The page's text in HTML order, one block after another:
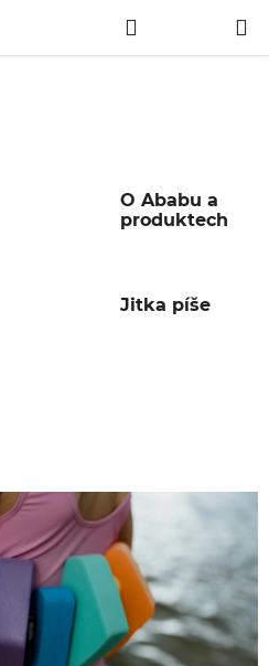
NÁKUPNÍ
KOŠÍK
O Ababu a
produktech
Jitka píše